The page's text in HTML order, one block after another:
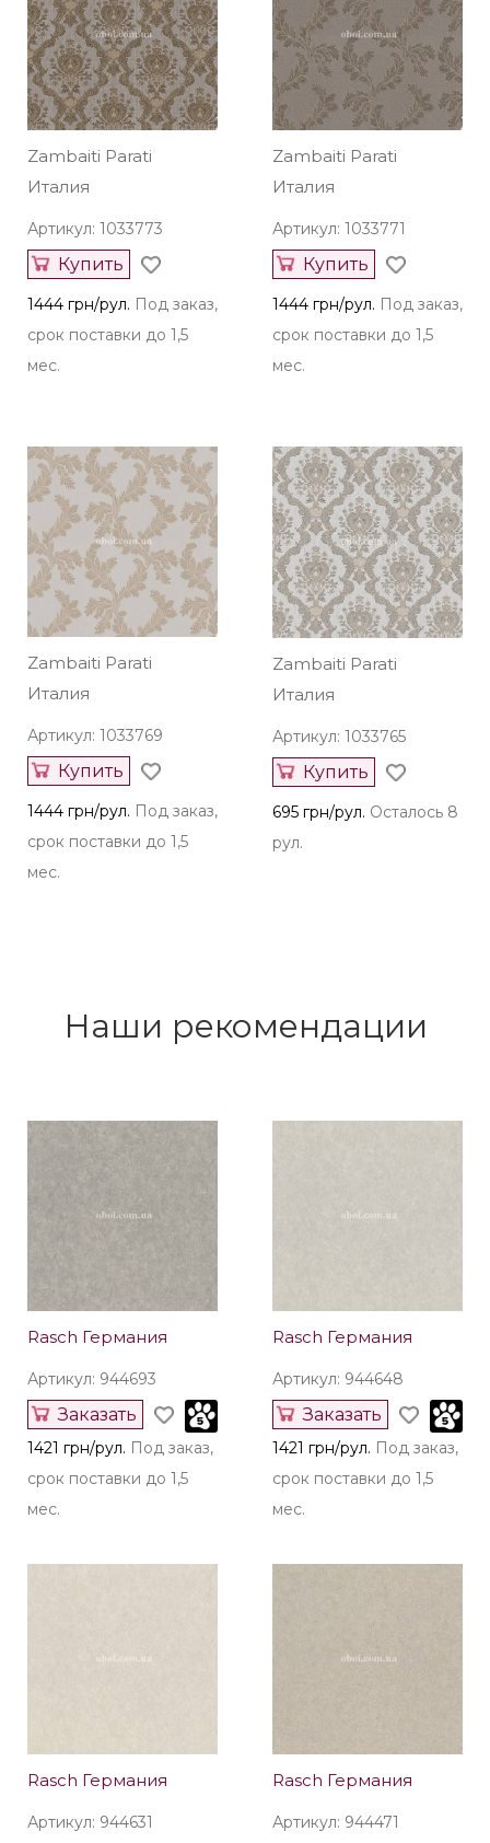
Zambaiti Parati
Италия
Артикул: 1033773
Купить
1444 грн/рул. Под заказ,
срок поставки до 1,5
мес.
Zambaiti Parati
Италия
Артикул: 1033771
Купить
1444 грн/рул. Под заказ,
срок поставки до 1,5
мес.
Zambaiti Parati
Италия
Артикул: 1033769
Купить
1444 грн/рул. Под заказ,
срок поставки до 1,5
мес.
Zambaiti Parati
Италия
Артикул: 1033765
Купить
695 грн/рул. Осталось 8
рул.
Наши рекомендации
Rasch Германия
Артикул: 944693
Заказать
1421 грн/рул. Под заказ,
срок поставки до 1,5
мес.
Rasch Германия
Артикул: 944648
Заказать
1421 грн/рул. Под заказ,
срок поставки до 1,5
мес.
Rasch Германия
Артикул: 944631
Rasch Германия
Артикул: 944471